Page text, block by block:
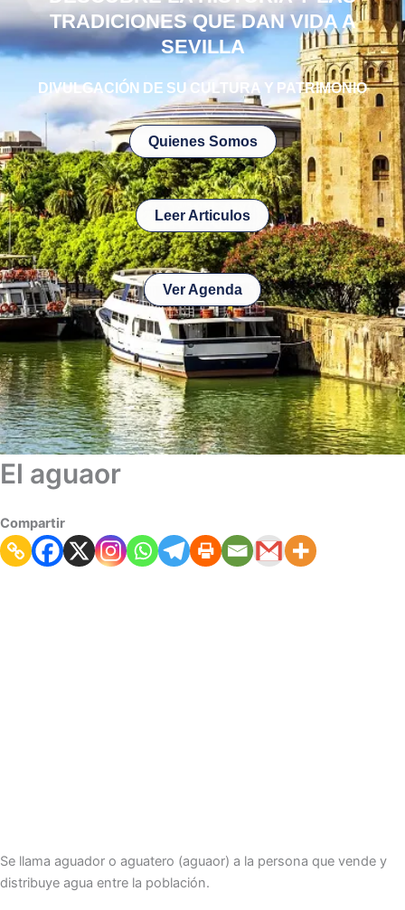
TRADICIONES QUE DAN VIDA A
SEVILLA
DIVULGACIÓN DE SU CULTURA Y PATRIMONIO
Quienes Somos
Leer Articulos
Ver Agenda
El aguaor
Compartir
Se llama aguador o aguatero (aguaor) a la persona que vende y
distribuye agua entre la población.